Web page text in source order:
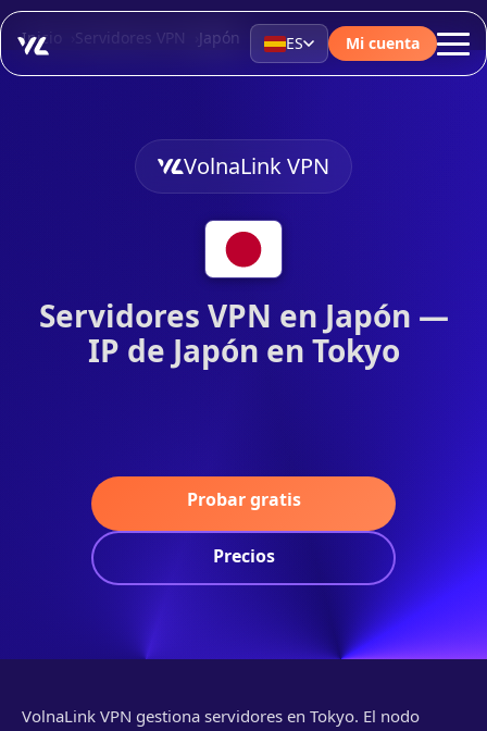
ES Mi cuenta
Inicio Servidores VPN Japón
VolnaLink VPN
Servidores VPN en Japón —
IP de Japón en Tokyo
Probar gratis
Precios
VolnaLink VPN gestiona servidores en Tokyo. El nodo